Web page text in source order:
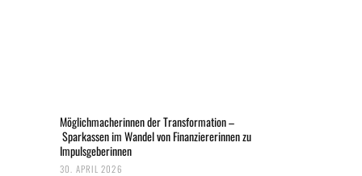
Möglichmacherinnen der Transformation –
Sparkassen im Wandel von Finanziererinnen zu
Impulsgeberinnen
30. APRIL 2026